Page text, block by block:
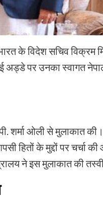
के विदेश सचिव विक्रम
अड्डे पर उनका स्वागत
शर्मा ओली से मुलाकात
हितों के मुद्दों पर चर्चा
ने इस मुलाकात की